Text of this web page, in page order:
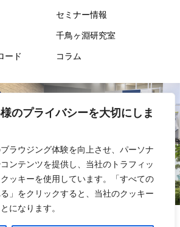
のプライバシーを大切にしま
ラウジング体験を向上させ、パーソナ
ンテンツを提供し、当社のトラフィッ
ッキーを使用しています。「すべての
」をクリックすると、当社のクッキー
になります。
ジのＷＥＢサーバ及びメー
ンタルサーバを利用してお
ンタルサーバ会社の選定は個
の要求事項から評価し選
要となった場合には、上記
し契約を行います。
利用目的の通知、個人情報
ード
セミナー情報
千鳥ヶ淵研究室
コラム
事業内容
採用